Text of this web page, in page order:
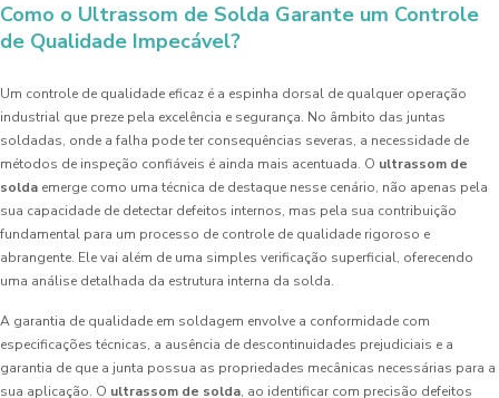
Como o Ultrassom de Solda Garante um Controle
de Qualidade Impecável?
Um controle de qualidade eficaz é a espinha dorsal de qualquer operação
industrial que preze pela excelência e segurança. No âmbito das juntas
soldadas, onde a falha pode ter consequências severas, a necessidade de
métodos de inspeção confiáveis é ainda mais acentuada. O ultrassom de
solda emerge como uma técnica de destaque nesse cenário, não apenas pela
sua capacidade de detectar defeitos internos, mas pela sua contribuição
fundamental para um processo de controle de qualidade rigoroso e
abrangente. Ele vai além de uma simples verificação superficial, oferecendo
uma análise detalhada da estrutura interna da solda.
A garantia de qualidade em soldagem envolve a conformidade com
especificações técnicas, a ausência de descontinuidades prejudiciais e a
garantia de que a junta possua as propriedades mecânicas necessárias para a
sua aplicação. O ultrassom de solda, ao identificar com precisão defeitos